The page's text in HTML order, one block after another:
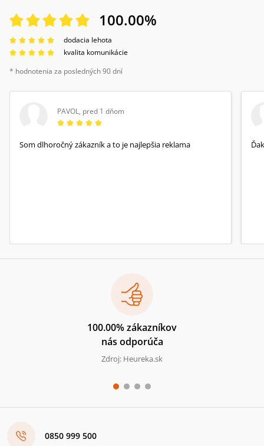
100.00%
dodacia lehota
kvalita komunikácie
* hodnotenia za posledných 90 dní
PAVOL, pred 1 dňom
Som dlhoročný zákazník a to je najlepšia reklama
100.00% zákazníkov
nás odporúča
Zdroj: Heureka.sk
0850 999 500